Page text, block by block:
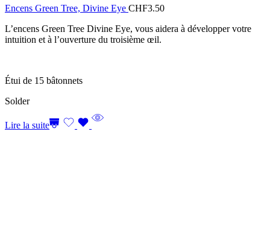
Encens Green Tree, Divine Eye CHF3.50
L’encens Green Tree Divine Eye, vous aidera à développer votre
intuition et à l’ouverture du troisième œil.
Étui de 15 bâtonnets
Solder
Lire la suite